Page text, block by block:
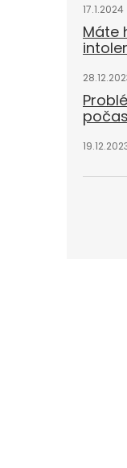
17.1.2024
Máte